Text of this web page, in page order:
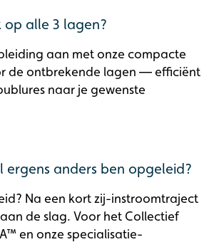
op alle 3 lagen?
aan met onze compacte
de ontbrekende lagen — efficiënt
naar je gewenste
ergens anders ben opgeleid?
Na een kort zij-instroomtraject
de slag. Voor het Collectief
en onze specialisatie-